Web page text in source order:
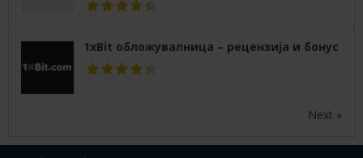
1xBit обложувалница – рецензија и бонус
Next »